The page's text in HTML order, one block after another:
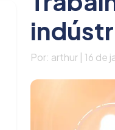
Por: arthur | 16 de